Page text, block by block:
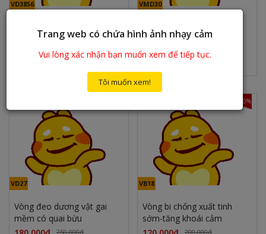
VD3856
hoa hồng có điều khiển
540,000đ
960,000đ
VMD30
Vòng 4 bi lông mi siêu phê
220,000đ
280,000đ
VD27
Vòng đeo dương vật gai
mềm có quai bừu
250,000đ
-40%
VB18
Vòng bi chống xuất tinh
sớm-tăng khoái cảm
200,000đ
Trang web có chứa hình ảnh nhạy cảm
Vui lòng xác nhận bạn muốn xem để tiếp tục.
Tôi muốn xem!